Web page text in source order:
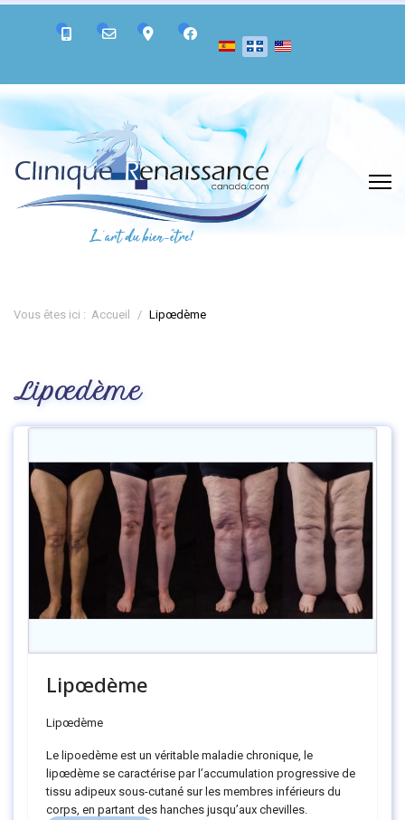
Vous êtes ici : Accueil Lipœdème
Lipœdème
Lipœdème
Lipœdème
Le lipoedème est un véritable maladie chronique, le
lipœdème se caractérise par l’accumulation progressive de
tissu adipeux sous-cutané sur les membres inférieurs du
corps, en partant des hanches jusqu’aux chevilles.